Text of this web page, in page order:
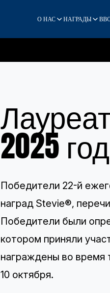
О НАС НАГРАДЫ
2025
Победители 22-й
наград Stevie®,
Победители были
котором приняли
награждены во время
10 октября.